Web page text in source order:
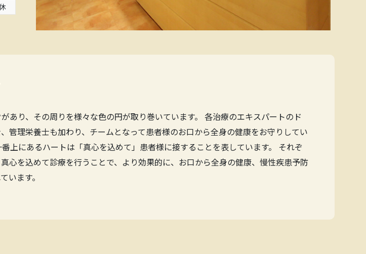
あり、その周りを様々な色の円が取り巻いています。 各治療のエキスパートのド
管理栄養士も加わり、チームとなって患者様のお口から全身の健康をお守りしてい
上にあるハートは「真心を込めて」患者様に接することを表しています。 それぞ
心を込めて診療を行うことで、より効果的に、お口から全身の健康、慢性疾患予防
います。